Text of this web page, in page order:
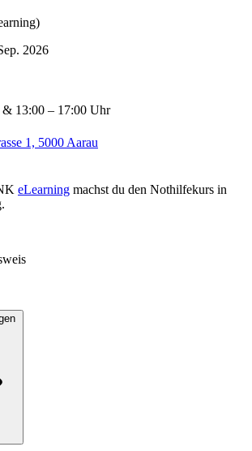
2026
& 13:00 – 17:00 Uhr
1, 5000 Aarau
eLearning machst du den Nothilfekurs in